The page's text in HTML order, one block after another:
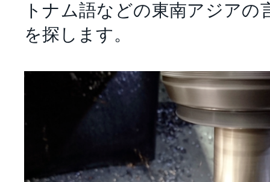
トナム語などの東南アジアの
を探します。